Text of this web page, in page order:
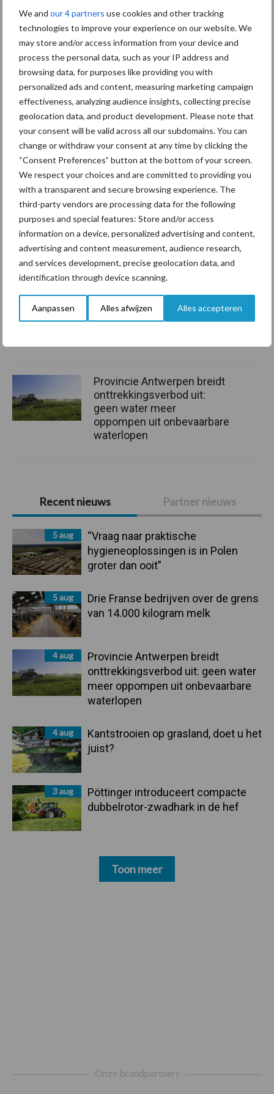
We and our 4 partners use cookies and other tracking
technologies to improve your experience on our website. We
may store and/or access information from your device and
process the personal data, such as your IP address and
browsing data, for purposes like providing you with
personalized ads and content, measuring marketing campaign
effectiveness, analyzing audience insights, collecting precise
geolocation data, and product development. Please note that
your consent will be valid across all our subdomains. You can
change or withdraw your consent at any time by clicking the
“Consent Preferences” button at the bottom of your screen.
We respect your choices and are committed to providing you
with a transparent and secure browsing experience. The
third-party vendors are processing data for the following
purposes and special features: Store and/or access
information on a device, personalized advertising and content,
advertising and content measurement, audience research,
and services development, precise geolocation data, and
identification through device scanning.
Aanpassen Alles afwijzen Alles accepteren
Primaire
Sidebar
Recent nieuws Partner nieuws
5 aug
“Vraag naar praktische
hygieneoplossingen is in Polen
groter dan ooit”
5 aug
Drie Franse bedrijven over de grens
van 14.000 kilogram melk
4 aug
Provincie Antwerpen breidt
onttrekkingsverbod uit: geen water
meer oppompen uit onbevaarbare
waterlopen
4 aug
Kantstrooien op grasland, doet u het
juist?
3 aug
Pöttinger introduceert compacte
dubbelrotor-zwadhark in de hef
Toon meer
bemesting Diergezondheid
Toon meer
Gerelateerde artikelen
“Vraag naar praktische
hygieneoplossingen is in
Polen groter dan ooit”
de grens van 14.000
Provincie Antwerpen breidt
onttrekkingsverbod uit:
geen water meer
oppompen uit onbevaarbare
waterlopen
Onze brandpartners